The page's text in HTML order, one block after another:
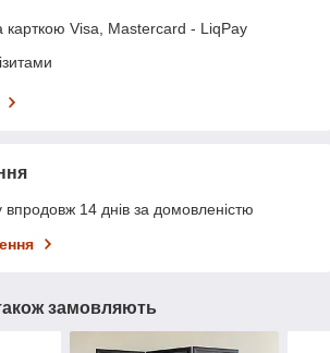
Visa, Mastercard - LiqPay
14 днів за домовленістю
замовляють